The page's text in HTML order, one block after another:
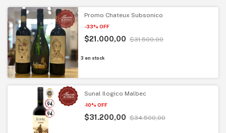
Promo Chateux Subsonico
-33% OFF
$21.000,00 $31.500,00
3 en stock
Sunal Ilogico Malbec
-10% OFF
$31.200,00 $34.500,00